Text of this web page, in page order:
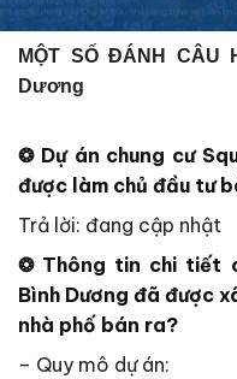
MỘT SỐ ĐÁNH CÂU
Dương
❂ Dự án chung cư
được làm chủ đầu tư
Trả lời: đang cập nhật
❂ Thông tin chi tiết
Bình Dương đã được
nhà phố bán ra?
– Quy mô dự án: